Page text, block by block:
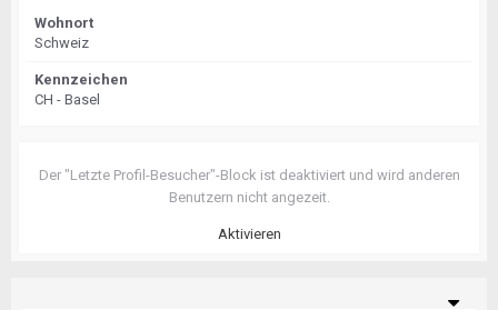
Wohnort
Schweiz
Kennzeichen
CH - Basel
Der "Letzte Profil-Besucher"-Block ist deaktiviert und wird anderen
Benutzern nicht angezeit.
Aktivieren